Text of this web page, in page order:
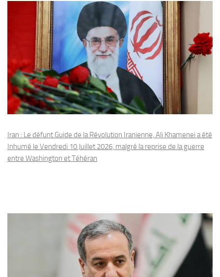
Iran : Le défunt Guide de la Révolution Iranienne, Ali Khamenei a été
Inhumé le Vendredi 10 Juillet 2026, malgré la reprise de la guerre
entre Washington et Téhéran